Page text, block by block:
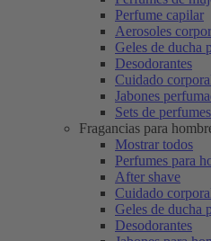
Perfume capilar
Aerosoles
Geles de ducha
Desodorantes
Cuidado
Jabones
Sets de
Fragancias para
Mostrar todos
Perfumes para
After shave
Cuidado
Geles de ducha
Desodorantes